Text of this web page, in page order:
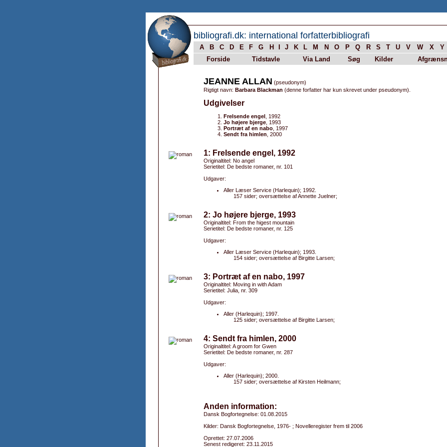
bibliografi.dk: international forfatterbibliografi
A B C D E F G H J K L M N O P Q R S T U V W X Y
Forside
Tidstavle Via Land Søg Kilder
JEANNE ALLAN (pseudonym)
Rigtigt navn: Barbara Blackman (denne forfatter har kun skrevet under pseudonym).
Udgivelser
Frelsende engel , 1992
Jo højere bjerge , 1993
Portræt af en nabo , 1997
Sendt fra himlen , 2000
1: Frelsende engel, 1992
Originaltitel: No angel
Serietitel: De bedste romaner, nr. 101
Udgaver:
Aller Læser Service (Harlequin); 1992.
157 sider; oversættelse af Annette Juelner;
2: Jo højere bjerge, 1993
Originaltitel: From the higest mountain
Serietitel: De bedste romaner, nr. 125
Udgaver:
Aller Læser Service (Harlequin); 1993.
154 sider; oversættelse af Birgitte Larsen;
3: Portræt af en nabo, 1997
Originaltitel: Moving in with Adam
Serietitel: Julia, nr. 309
Udgaver:
Aller (Harlequin); 1997.
125 sider; oversættelse af Birgitte Larsen;
4: Sendt fra himlen, 2000
Originaltitel: A groom for Gwen
Serietitel: De bedste romaner, nr. 287
Udgaver:
Aller (Harlequin); 2000.
157 sider; oversættelse af Kirsten Heilmann;
Anden information:
Dansk Bogfortegnelse: 01.08.2015
Kilder: Dansk Bogfortegnelse, 1976- ; Novelleregister frem til 2006
Oprettet: 27.07.2006
Senest redigeret: 23.11.2015